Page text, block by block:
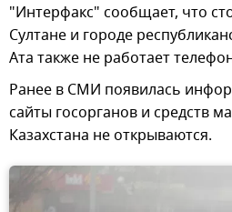
"Интерфакс" сообщает, что
Султане и городе
Ата также не работает
Ранее в СМИ появилась
сайты госорганов и средств
Казахстана не открываются.